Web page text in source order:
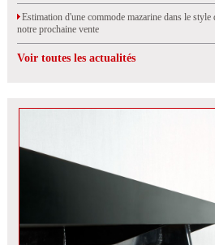
Estimation d'une commode mazarine dans le style
notre prochaine vente
Voir toutes les actualités